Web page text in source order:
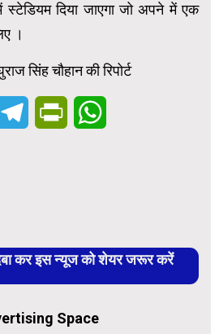
दिया जाएगा जो अपने में एक
।
सिंह चौहान की रिपोर्ट
TelegramPrintFriendly
कर इस न्यूज को शेयर जरूर करें
Space